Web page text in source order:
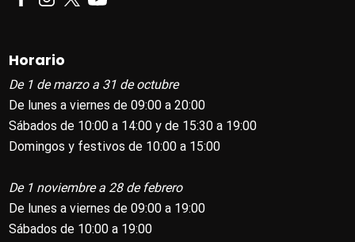
Horario
De 1 de marzo a 31 de octubre
De lunes a viernes de 09:00 a 20:00
Sábados de 10:00 a 14:00 y de 15:30 a 19:00
Domingos y festivos de 10:00 a 15:00
De 1 noviembre a 28 de febrero
De lunes a viernes de 09:00 a 19:00
Sábados de 10:00 a 19:00